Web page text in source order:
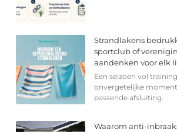
Strandlakens
sportclub of
aandenken voor elk
Een seizoen vol
onvergetelijke
passende afsluiting.
Waarom anti-